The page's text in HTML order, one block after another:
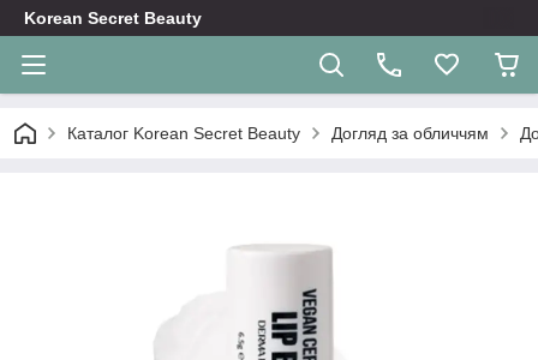
Korean Secret Beauty
Каталог Korean Secret Beauty Догляд за обличчям